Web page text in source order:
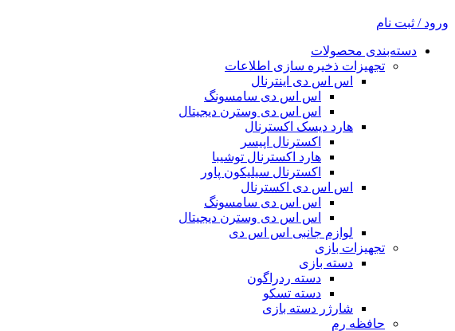
ورود / ثبت نام
دسته‌بندی محصولات
تجهیزات ذخیره سازی اطلاعات
اس اس دی اینترنال
اس اس دی سامسونگ
اس اس دی وسترن دیجیتال
هارد دیسک اکسترنال
اکسترنال اپیسر
هارد اکسترنال توشیبا
اکسترنال سیلیکون پاور
اس اس دی اکسترنال
اس اس دی سامسونگ
اس اس دی وسترن دیجیتال
لوازم جانبی اس اس دی
تجهیزات بازی
دسته بازی
دسته ردراگون
دسته تسکو
شارژر دسته بازی
حافظه رم